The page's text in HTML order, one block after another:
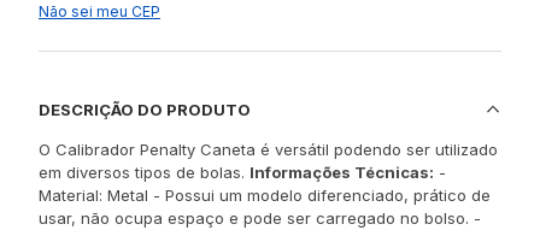
Não sei meu CEP
DESCRIÇÃO DO PRODUTO
O Calibrador Penalty Caneta é versátil podendo ser utilizado
em diversos tipos de bolas. Informações Técnicas: -
Material: Metal - Possui um modelo diferenciado, prático de
usar, não ocupa espaço e pode ser carregado no bolso. -